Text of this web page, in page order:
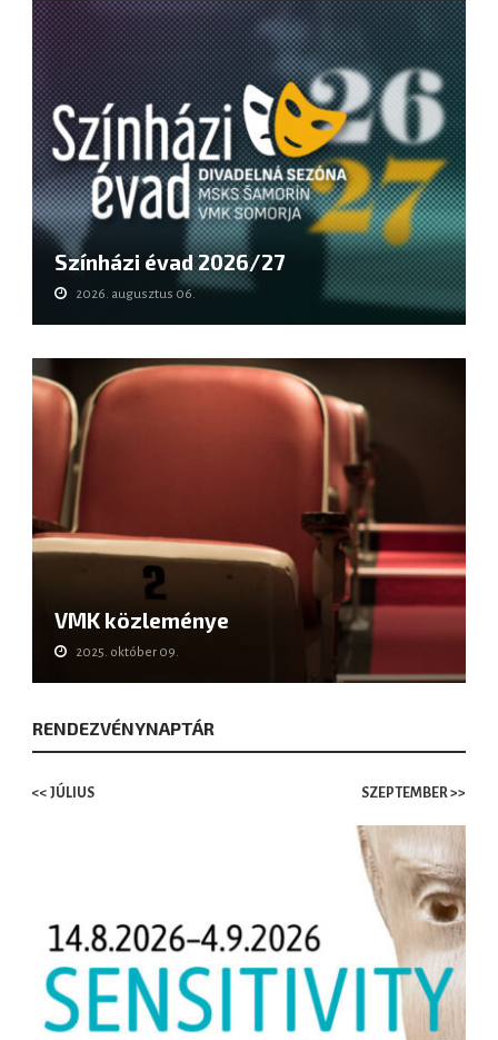
Színházi évad 2026/27
2026. augusztus 06.
VMK közleménye
2025. október 09.
RENDEZVÉNYNAPTÁR
<< JÚLIUS SZEPTEMBER >>